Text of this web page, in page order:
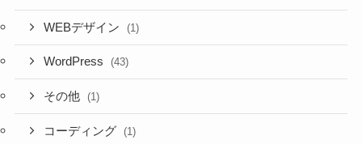
WEBデザイン (1)
WordPress (43)
その他 (1)
コーディング (1)